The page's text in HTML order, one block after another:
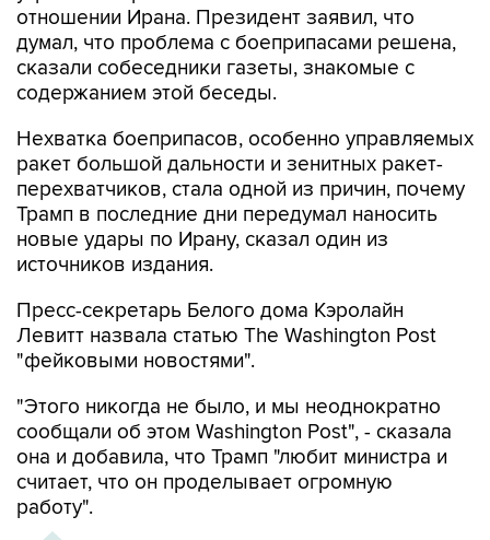
отношении Ирана. Президент заявил, что
думал, что проблема с боеприпасами решена,
сказали собеседники газеты, знакомые с
содержанием этой беседы.
Нехватка боеприпасов, особенно управляемых
ракет большой дальности и зенитных ракет-
перехватчиков, стала одной из причин, почему
Трамп в последние дни передумал наносить
новые удары по Ирану, сказал один из
источников издания.
Пресс-секретарь Белого дома Кэролайн
Левитт назвала статью The Washington Post
"фейковыми новостями".
"Этого никогда не было, и мы неоднократно
сообщали об этом Washington Post", - сказала
она и добавила, что Трамп "любит министра и
считает, что он проделывает огромную
работу".